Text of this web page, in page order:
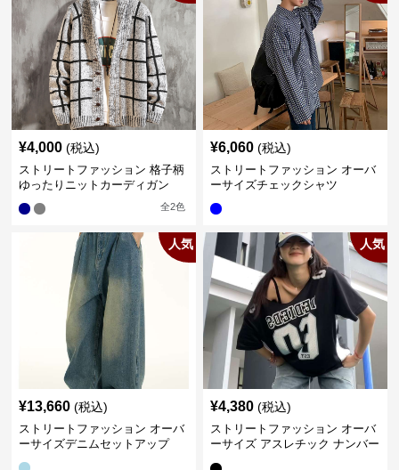
¥4,000 (税込)
ストリートファッション 格子柄
ゆったりニットカーディガン
全2色
¥6,060 (税込)
ストリートファッション オーバ
ーサイズチェックシャツ
人気
¥13,660 (税込)
ストリートファッション オーバ
ーサイズデニムセットアップ
人気
¥4,380 (税込)
ストリートファッション オーバ
ーサイズ アスレチック ナンバー